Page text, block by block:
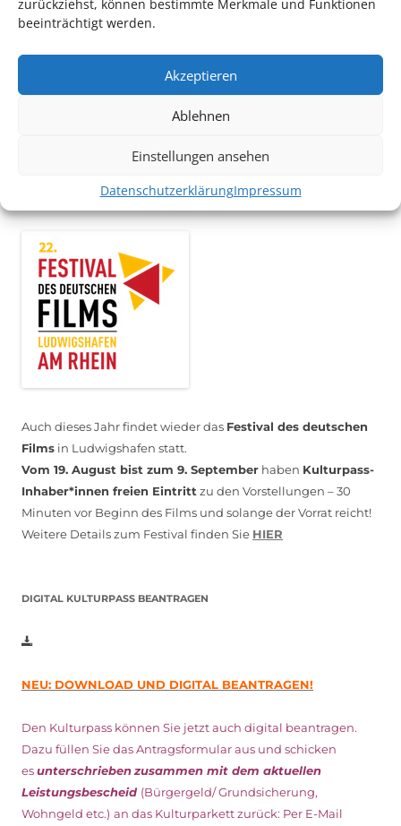
zurückziehst, können bestimmte Merkmale und Funktionen
beeinträchtigt werden.
Akzeptieren
Ablehnen
Einstellungen ansehen
DatenschutzerklärungImpressum
Das Kulturparkett freut sich stets über
Mithilfe im Bereich Technik. Sie haben Interesse? Dann
*KULTURTIPP SOMMERPAUSE: FESTIVAL DES DEUTSCHEN FILMS*
Auch dieses Jahr findet wieder das Festival des deutschen
Films in Ludwigshafen statt.
Vom 19. August bist zum 9. September haben Kulturpass-
Inhaber*innen freien Eintritt zu den Vorstellungen – 30
Minuten vor Beginn des Films und solange der Vorrat reicht!
Weitere Details zum Festival finden Sie HIER
DIGITAL KULTURPASS BEANTRAGEN
NEU: DOWNLOAD UND DIGITAL BEANTRAGEN!
Den Kulturpass können Sie jetzt auch digital beantragen.
Dazu füllen Sie das Antragsformular aus und schicken
esunterschriebenzusammen mit dem aktuellen
Leistungsbescheid (Bürgergeld/ Grundsicherung,
Wohngeld etc.) an das Kulturparkett zurück: Per E-Mail